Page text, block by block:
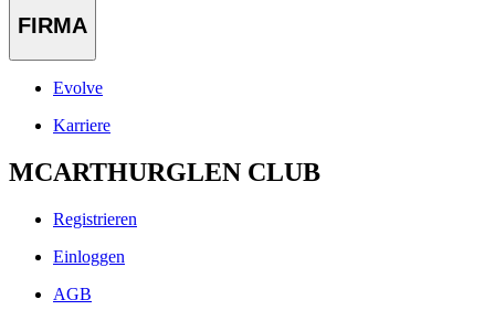
FIRMA
Evolve
Karriere
MCARTHURGLEN CLUB
Registrieren
Einloggen
AGB